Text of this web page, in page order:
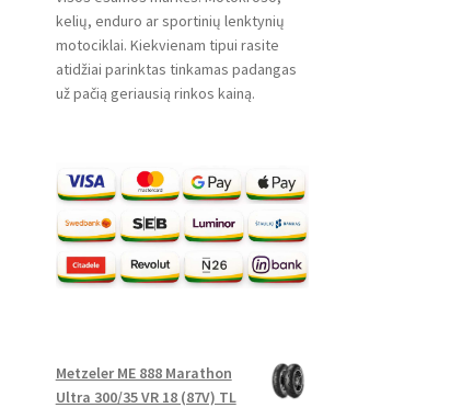
kelių, enduro ar sportinių lenktynių
motociklai. Kiekvienam tipui rasite
atidžiai parinktas tinkamas padangas
už pačią geriausią rinkos kainą.
Metzeler ME 888 Marathon
Ultra 300/35 VR 18 (87V) TL